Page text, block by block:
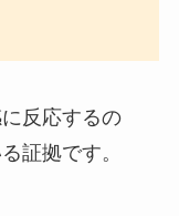
反応するの
証拠です。